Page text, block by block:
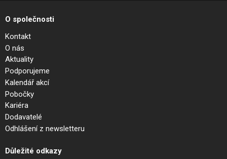
O společnosti
Kontakt
O nás
Aktuality
Podporujeme
Kalendář akcí
Pobočky
Kariéra
Dodavatelé
Odhlášení z newsletteru
Důležité odkazy